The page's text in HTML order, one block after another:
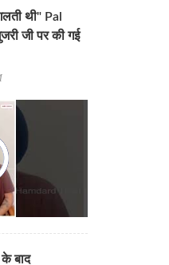
थी" Pal
जी पर की गई
बाद